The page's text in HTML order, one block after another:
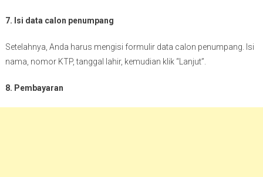
7. Isi data calon penumpang
Setelahnya, Anda harus mengisi formulir data calon penumpang. Isi
nama, nomor KTP, tanggal lahir, kemudian klik “Lanjut”.
8. Pembayaran